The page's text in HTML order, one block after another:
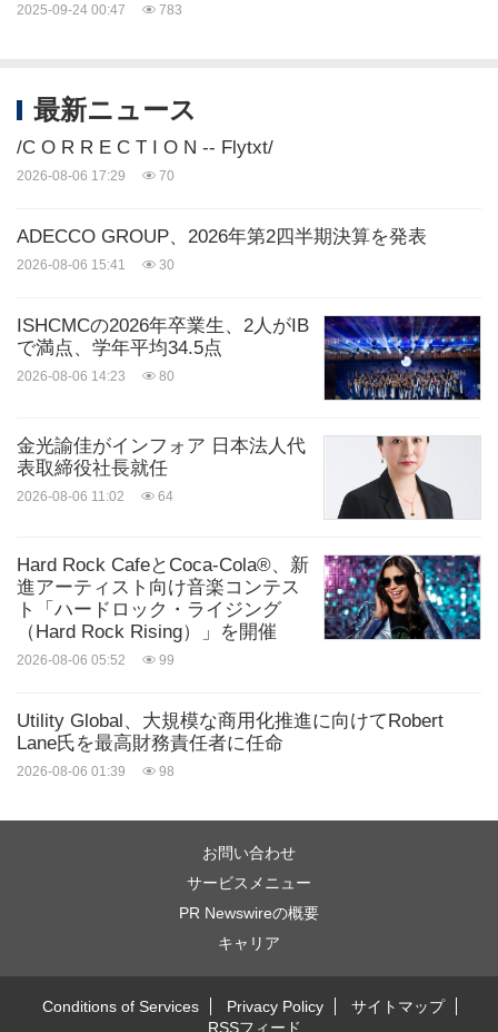
2025-09-24 00:47 783
最新ニュース
/C O R R E C T I O N -- Flytxt/
2026-08-06 17:29 70
ADECCO GROUP、2026年第2四半期決算を発表
2026-08-06 15:41 30
ISHCMCの2026年卒業生、2人がIB
で満点、学年平均34.5点
2026-08-06 14:23 80
金光諭佳がインフォア 日本法人代
表取締役社長就任
2026-08-06 11:02 64
Hard Rock CafeとCoca-Cola®、新
進アーティスト向け音楽コンテス
ト「ハードロック・ライジング
（Hard Rock Rising）」を開催
2026-08-06 05:52 99
Utility Global、大規模な商用化推進に向けてRobert
Lane氏を最高財務責任者に任命
2026-08-06 01:39 98
お問い合わせ
サービスメニュー
PR Newswireの概要
キャリア
Conditions of Services Privacy Policy
サイトマップ
RSSフィード